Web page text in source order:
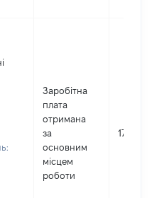
Заробітна
плата
отримана
за
основним
місцем
роботи
178900